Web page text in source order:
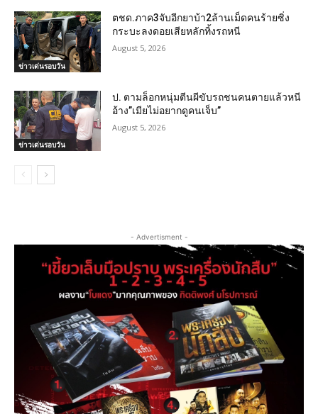
ข่าวเด่นรอบวัน
ตชด.ภาค3จับอีกยาบ้า2ล้านเม็ดคนร้ายซิ่ง
กระบะลงดอยเสียหลักทิ้งรถหนี
August 5, 2026
ข่าวเด่นรอบวัน
ป. ตามล็อกหนุ่มตีนผีขับรถชนคนตายแล้วหนี
อ้าง”เมียไม่อยากดูคนเจ็บ”
August 5, 2026
- Advertisment -